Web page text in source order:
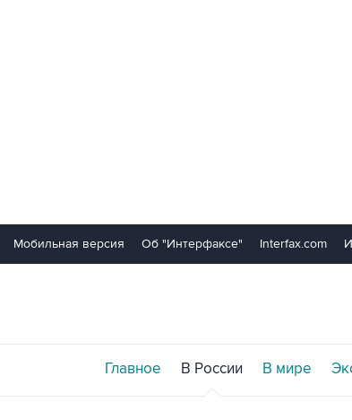
Мобильная версия Об "Интерфаксе" Interfax.com
Главное В России В мире